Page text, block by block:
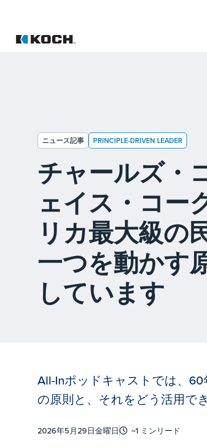
ニュース記事 PRINCIPLE-DRIVEN LEADER
チャールズ・
ェイス・コー
リカ最大級の
一つを動かす
しています
All-Inポッドキャストでは、
の原則と、それをどう活用で
2026年5月29日金曜日 ~1 ミンリード